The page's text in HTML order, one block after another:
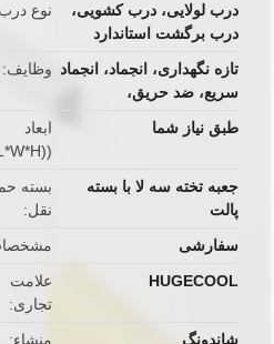
نوع درب
درب لولایی، درب کشویی،
درب برگشت استاندارد
وظایف تازه نگهداری، انجماد، انجماد
سریع، ضد حریق،
ابعاد
((L*W*H)
طبق نیاز شما
بسته
نقل
جعبه تخته سه لا با بسته
پالت
سفارشی
علامت
تجاری
HUGECOOL
منشاء
شاندونگ